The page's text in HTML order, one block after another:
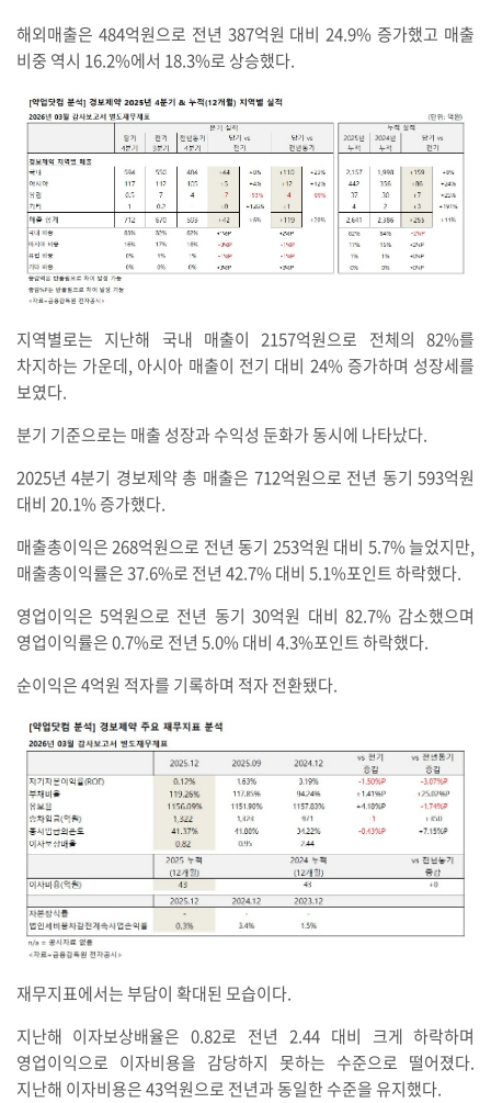
해외매출은 484억원으로 전년 387억원 대비 24.9% 증가했고 매출
비중 역시 16.2%에서 18.3%로 상승했다.
지역별로는 지난해 국내 매출이 2157억원으로 전체의 82%를
차지하는 가운데, 아시아 매출이 전기 대비 24% 증가하며 성장세를
보였다.
분기 기준으로는 매출 성장과 수익성 둔화가 동시에 나타났다.
2025년 4분기 경보제약 총 매출은 712억원으로 전년 동기 593억원
대비 20.1% 증가했다.
매출총이익은 268억원으로 전년 동기 253억원 대비 5.7% 늘었지만,
매출총이익률은 37.6%로 전년 42.7% 대비 5.1%포인트 하락했다.
영업이익은 5억원으로 전년 동기 30억원 대비 82.7% 감소했으며
영업이익률은 0.7%로 전년 5.0% 대비 4.3%포인트 하락했다.
순이익은 4억원 적자를 기록하며 적자 전환됐다.
재무지표에서는 부담이 확대된 모습이다.
지난해 이자보상배율은 0.82로 전년 2.44 대비 크게 하락하며
영업이익으로 이자비용을 감당하지 못하는 수준으로 떨어졌다.
지난해 이자비용은 43억원으로 전년과 동일한 수준을 유지했다.